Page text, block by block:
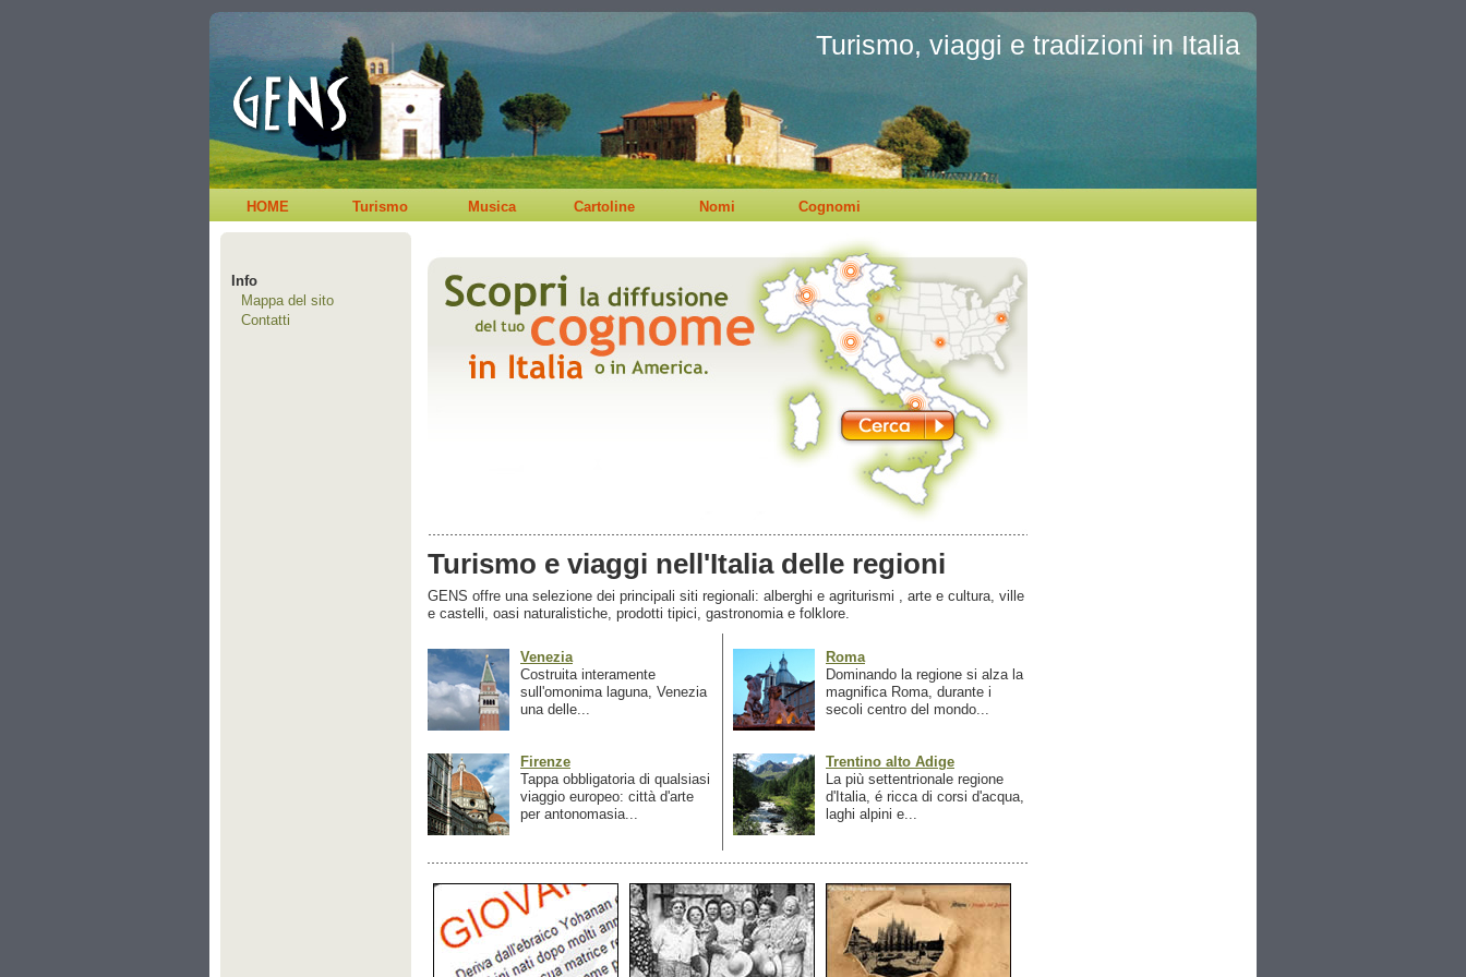
Turismo, viaggi e tradizioni in Italia
HOME Turismo Musica Cartoline Nomi Cognomi
Info
Mappa del sito
Contatti
Turismo e viaggi nell'Italia delle regioni
GENS offre una selezione dei principali siti regionali: alberghi e agriturismi , arte e cultura, ville
e castelli, oasi naturalistiche, prodotti tipici, gastronomia e folklore.
Venezia
Costruita interamente
sull'omonima laguna, Venezia
una delle...
Firenze
Tappa obbligatoria di qualsiasi
viaggio europeo: città d'arte
per antonomasia...
Roma
Dominando la regione si alza la
magnifica Roma, durante i
secoli centro del mondo...
Trentino alto Adige
La più settentrionale regione
d'Italia, é ricca di corsi d'acqua,
laghi alpini e...